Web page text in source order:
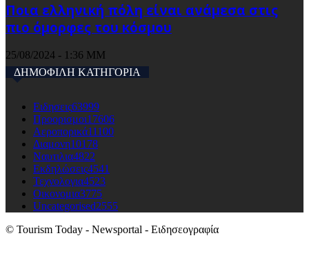
Ποια ελληνική πόλη είναι ανάμεσα στις
πιο όμορφες του κόσμου
25/08/2024 - 1:36 ΜΜ
ΔΗΜΟΦΙΛΗ ΚΑΤΗΓΟΡΙΑ
Ειδησεις63999
Προορισμοι17606
Αεροπορικά11100
Διαμονη10178
Ναυτιλια4822
Εκδηλώσεις4541
Τεχνολογια4523
Οικονομια3775
Uncategorised2555
© Tourism Today - Newsportal - Ειδησεογραφία